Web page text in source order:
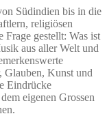
Südindien bis in die
religiösen
Frage gestellt: Was ist
aus aller Welt und
Glauben, Kunst und
Eindrücke
eigenen Grossen